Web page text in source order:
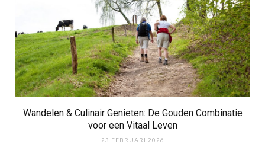
Wandelen & Culinair Genieten: De Gouden Combinatie
voor een Vitaal Leven
23 FEBRUARI 2026